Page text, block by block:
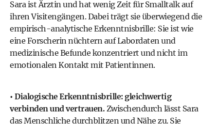
Sara ist Ärztin und hat wenig Zeit für Smalltalk auf
ihren Visitengängen. Dabei trägt sie überwiegend die
empirisch-analytische Erkenntnisbrille: Sie ist wie
eine Forscherin nüchtern auf Labordaten und
medizinische Befunde konzentriert und nicht im
emotionalen Kontakt mit Patientinnen.
• Dialogische Erkenntnisbrille: gleichwertig
verbinden und vertrauen. Zwischendurch lässt Sara
das Menschliche durchblitzen und Nähe zu. Sie